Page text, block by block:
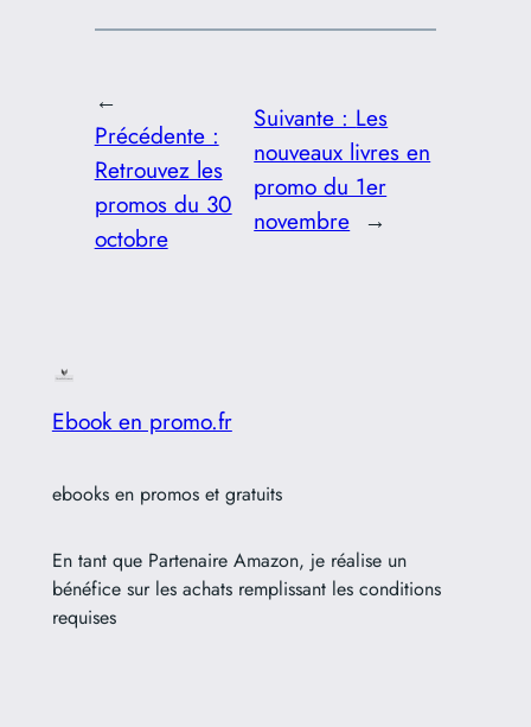
←
Précédente :
Retrouvez les
promos du 30
octobre
Suivante : Les
nouveaux livres en
promo du 1er
novembre →
Ebook en promo.fr
ebooks en promos et gratuits
En tant que Partenaire Amazon, je réalise un
bénéfice sur les achats remplissant les conditions
requises